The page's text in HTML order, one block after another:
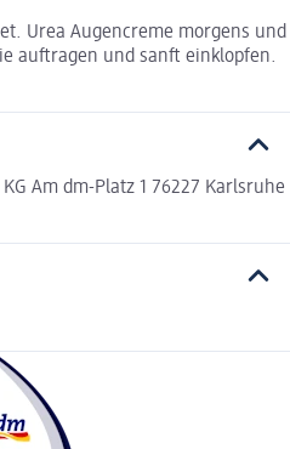
Urea Augencreme morgens und
auftragen und sanft einklopfen.
Am dm-Platz 1 76227 Karlsruhe